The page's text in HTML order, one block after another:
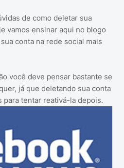
de como deletar sua
vamos ensinar aqui no blogo
conta na rede social mais
você deve pensar bastante se
já que deletando sua conta
para tentar reativá-la depois.